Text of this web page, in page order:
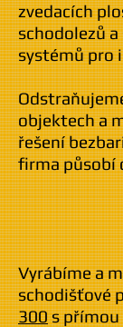
zvedacích
schodolezů
systémů pro
objektech a
řešení
firma působí
Vyrábíme a
schodišťové
300s přímou